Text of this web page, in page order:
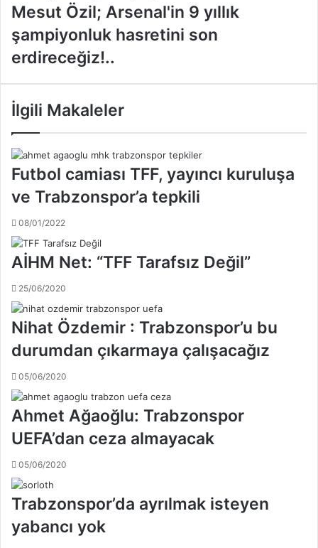
r
n
h
o
;
a
s
l
a
r
ı
s
ı
n
d
s
a
h
a
y
1
1
y
n
M
s
u
Ö
A
r
e
l
'
n
9
y
ı
l
ı
k
ş
m
i
y
o
l
Mesut Özil; Arsenal'in 9 yıllık
şampiyonluk hasretini son
erdireceğiz!..
İlgili Makaleler
Futbol camiası TFF, yayıncı kuruluşa
ve Trabzonspor’a tepkili
08/01/2022
AİHM Net: “TFF Tarafsız Değil”
25/06/2020
Nihat Özdemir : Trabzonspor’u bu
durumdan çıkarmaya çalışacağız
05/06/2020
Ahmet Ağaoğlu: Trabzonspor
UEFA’dan ceza almayacak
05/06/2020
Trabzonspor’da ayrılmak isteyen
yabancı yok